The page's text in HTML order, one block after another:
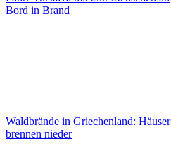
Bord in Brand
Waldbrände in Griechenland: Häuser
brennen nieder